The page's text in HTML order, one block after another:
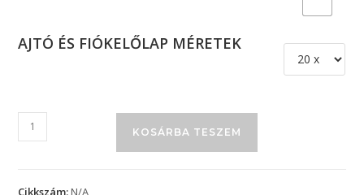
AJTÓ ÉS FIÓKELŐLAP MÉRETEK
KOSÁRBA TESZEM
Cikkszám:N/A